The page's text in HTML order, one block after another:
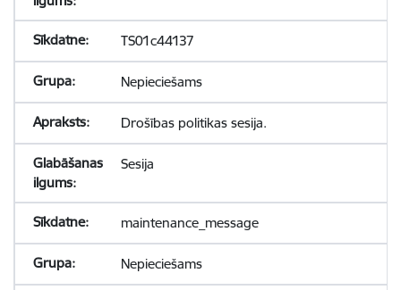
TS01c44137
Nepieciešams
Drošības politikas sesija.
Sesija
maintenance_message
Nepieciešams